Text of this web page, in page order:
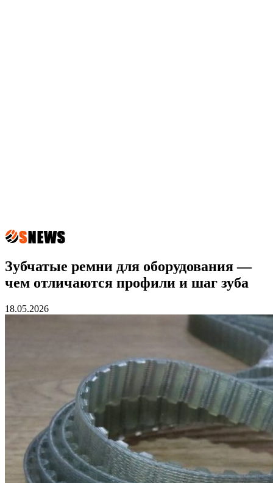
Зубчатые ремни для оборудования —
чем отличаются профили и шаг зуба
18.05.2026